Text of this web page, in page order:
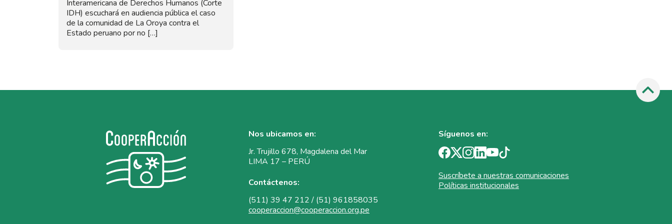
Interamericana de Derechos Humanos (Corte
IDH) escuchará en audiencia pública el caso
de la comunidad de La Oroya contra el
Estado peruano por no […]
Nos ubicamos en:
Jr. Trujillo 678, Magdalena del Mar
LIMA 17 – PERÚ
Contáctenos:
(511) 39 47 212 / (51) 961858035
cooperaccion@cooperaccion.org.pe
Síguenos en:
Suscríbete a nuestras comunicaciones
Políticas institucionales